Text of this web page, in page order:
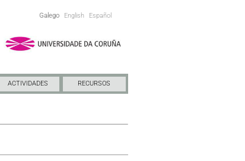
Galego English Español
ACTIVIDADES RECURSOS